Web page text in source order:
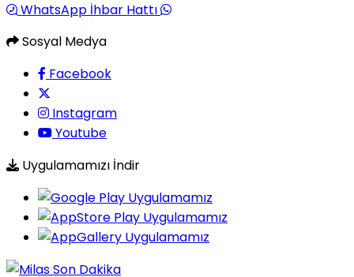
WhatsApp İhbar Hattı
Sosyal Medya
Facebook
Instagram
Youtube
Uygulamamızı İndir